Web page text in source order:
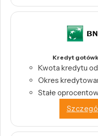
Kredyt
Kwota kredytu
Okres
Stałe